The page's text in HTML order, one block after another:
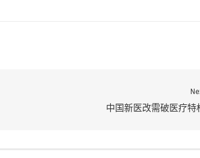
中国新医改需破医疗特